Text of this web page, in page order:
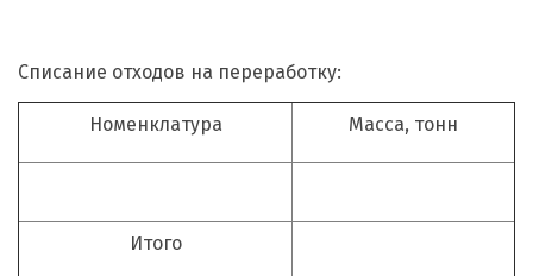
Списание отходов на переработку:
Номенклатура Масса, тонн
Итого